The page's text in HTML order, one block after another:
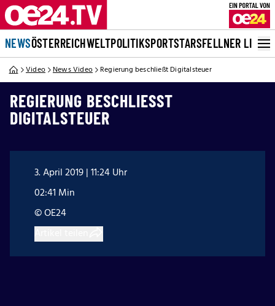
NEWSÖSTERREICHWELTPOLITIKSPORTSTARSFELLNER LIVE
Video News Video Regierung beschließt Digitalsteuer
REGIERUNG BESCHLIESST D
IGITALSTEUER
3. April 2019 | 11:24 Uhr
02:41 Min
© OE24